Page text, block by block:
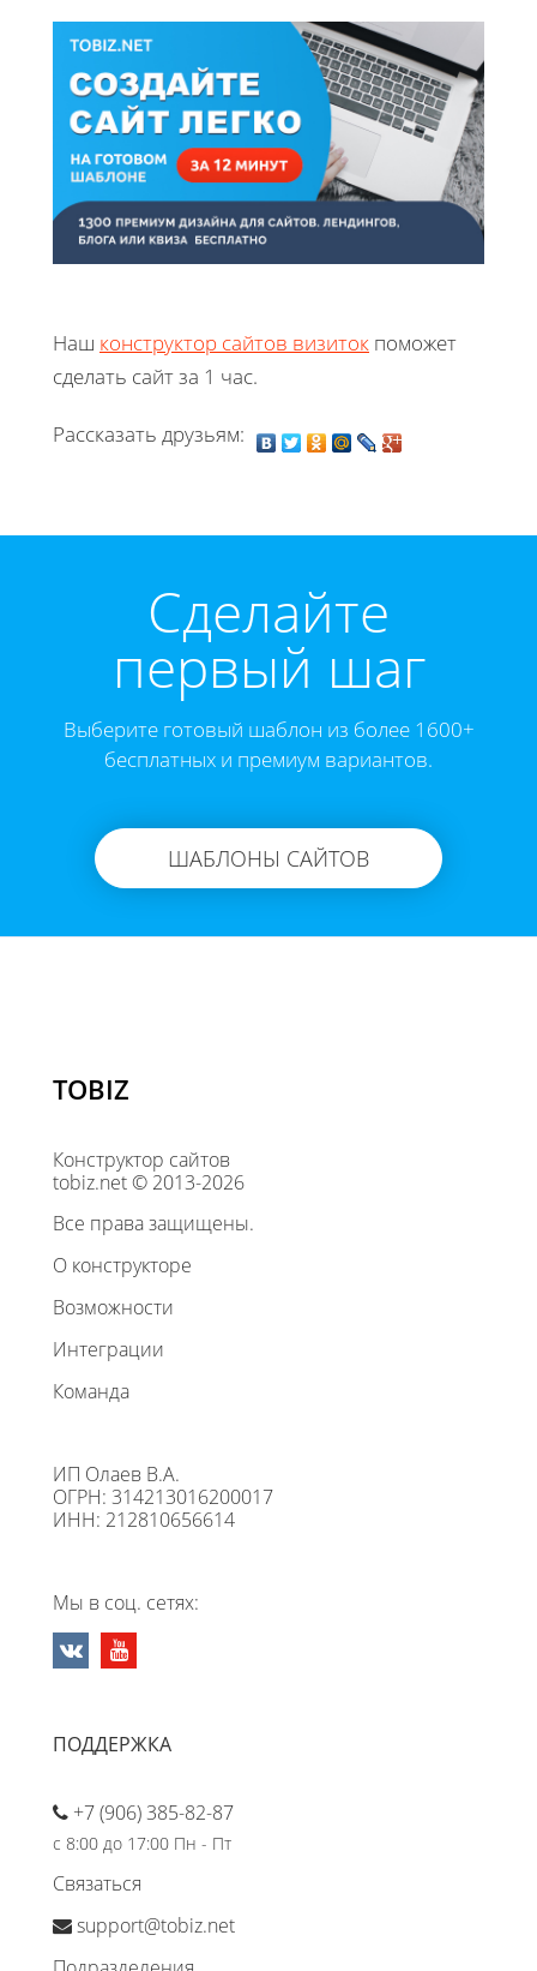
Наш конструктор сайтов визиток поможет
сделать сайт за 1 час.
Рассказать друзьям:
Cделайте
первый шаг
Выберите готовый шаблон из более 1600+
бесплатных и премиум вариантов.
ШАБЛОНЫ САЙТОВ
TOBIZ
Конструктор сайтов
tobiz.net © 2013-2026
Все права защищены.
О конструкторе
Возможности
Интеграции
Команда
ИП Олаев В.А.
ОГРН: 314213016200017
ИНН: 212810656614
Мы в соц. сетях:
ПОДДЕРЖКА
+7 (906) 385-82-87
с 8:00 до 17:00 Пн - Пт
Связаться
support@tobiz.net